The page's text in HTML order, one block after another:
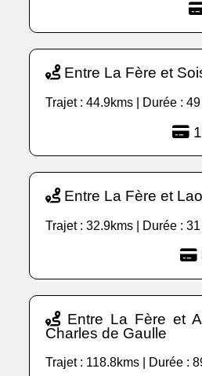
Entre La Fère et
Trajet : 44.9kms | Durée :
Entre La Fère et
Trajet : 32.9kms | Durée :
Entre La Fère et
Charles de Gaulle
Trajet : 118.8kms | Durée :